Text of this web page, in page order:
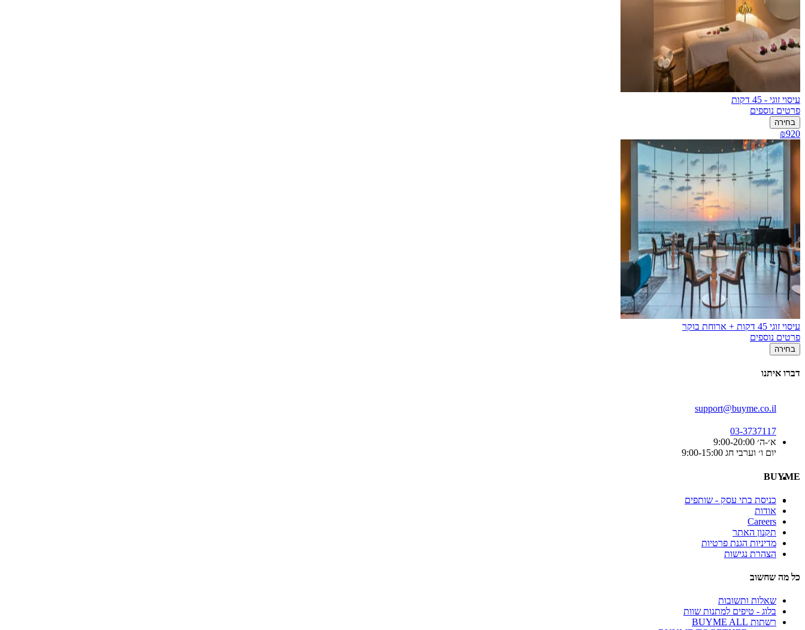
עיסוי זוגי - 45 דקות
פרטים נוספים
בחירה
₪920
עיסוי זוגי 45 דקות + ארוחת בוקר
פרטים נוספים
בחירה
דברו איתנו
support@buyme.co.il
03-3737117
א׳-ה׳ 9:00-20:00
יום ו׳ וערבי חג 9:00-15:00
BUYME
כניסת בתי עסק - שותפים
אודות
Careers
תקנון האתר
מדיניות הגנת פרטיות
הצהרת נגישות
כל מה שחשוב
שאלות ותשובות
בלוג - טיפים למתנות שוות
רשתות BUYME ALL